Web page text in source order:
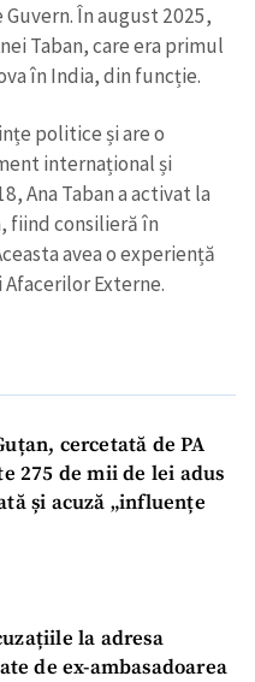
În august 2025,
Taban, care era primul
în India, din funcție.
politice și are o
internațional și
Ana Taban a activat la
fiind consilieră în
avea o experiență
Externe.
cercetată de PA
275 de mii de lei adus
și acuză „influențe
la adresa
de ex-ambasadoarea